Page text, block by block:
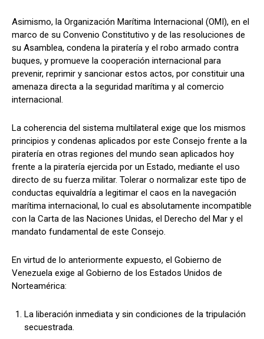
Asimismo, la Organización Marítima Internacional (OMI), en el
marco de su Convenio Constitutivo y de las resoluciones de
su Asamblea, condena la piratería y el robo armado contra
buques, y promueve la cooperación internacional para
prevenir, reprimir y sancionar estos actos, por constituir una
amenaza directa a la seguridad marítima y al comercio
internacional.
La coherencia del sistema multilateral exige que los mismos
principios y condenas aplicados por este Consejo frente a la
piratería en otras regiones del mundo sean aplicados hoy
frente a la piratería ejercida por un Estado, mediante el uso
directo de su fuerza militar. Tolerar o normalizar este tipo de
conductas equivaldría a legitimar el caos en la navegación
marítima internacional, lo cual es absolutamente incompatible
con la Carta de las Naciones Unidas, el Derecho del Mar y el
mandato fundamental de este Consejo.
En virtud de lo anteriormente expuesto, el Gobierno de
Venezuela exige al Gobierno de los Estados Unidos de
Norteamérica:
La liberación inmediata y sin condiciones de la tripulación
secuestrada.